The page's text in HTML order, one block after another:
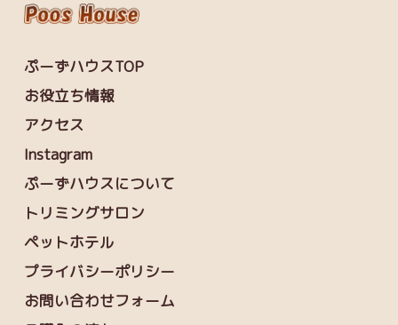
ぷーずハウスTOP
お役立ち情報
アクセス
Instagram
ぷーずハウスについて
トリミングサロン
ペットホテル
プライバシーポリシー
お問い合わせフォーム